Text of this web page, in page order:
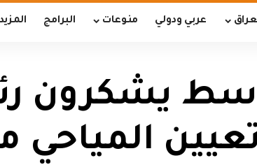
عربي ودولي منوعات البرامج
يشكرون
المياحي